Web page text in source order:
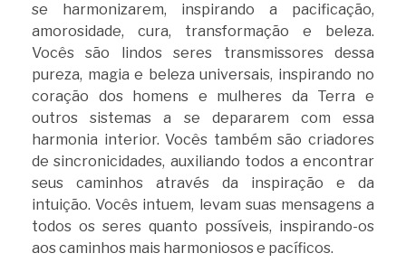
se harmonizarem, inspirando a pacificação,
amorosidade, cura, transformação e beleza.
Vocês são lindos seres transmissores dessa
pureza, magia e beleza universais, inspirando no
coração dos homens e mulheres da Terra e
outros sistemas a se depararem com essa
harmonia interior. Vocês também são criadores
de sincronicidades, auxiliando todos a encontrar
seus caminhos através da inspiração e da
intuição. Vocês intuem, levam suas mensagens a
todos os seres quanto possíveis, inspirando-os
aos caminhos mais harmoniosos e pacíficos.